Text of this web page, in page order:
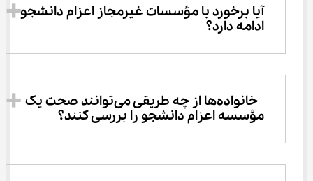
آیا برخورد با مؤسسات غیرمجاز اعزام دانشجو
ادامه دارد؟
خانواده‌ها از چه طریقی می‌توانند صحت یک
مؤسسه اعزام دانشجو را بررسی کنند؟